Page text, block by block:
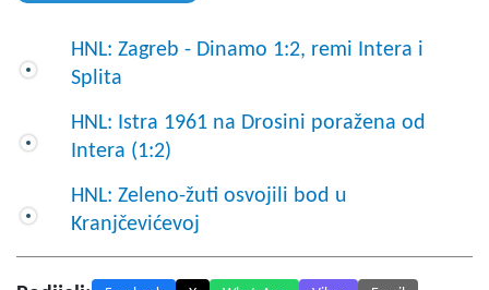
HNL: Zagreb - Dinamo 1:2, remi Intera i
Splita
HNL: Istra 1961 na Drosini poražena od
Intera (1:2)
HNL: Zeleno-žuti osvojili bod u
Kranjčevićevoj